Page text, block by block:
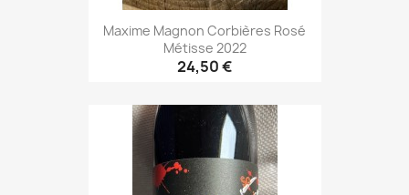
Maxime Magnon Corbières Rosé
Métisse 2022
24,50 €